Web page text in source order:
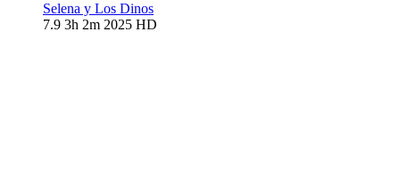
Selena y Los Dinos
7.9 3h 2m 2025 HD